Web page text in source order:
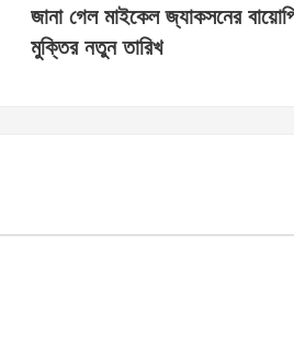
জানা গেল মাইকেল জ্যাকসনের
মুক্তির নতুন তারিখ